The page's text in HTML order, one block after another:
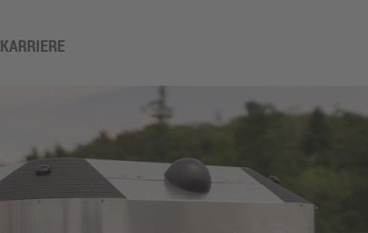
KARRIERE